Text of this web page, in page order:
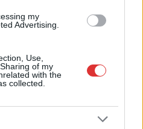
my
Advertising.
Use,
of my
with the
collected.
– lezárás miatt
közlekedésre számítsunk az
vasútvonalon
– heti médiaszemle a